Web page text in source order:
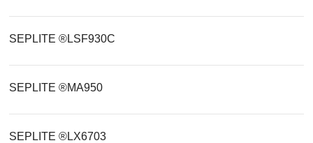
SEPLITE ®LSF930C
SEPLITE ®MA950
SEPLITE ®LX6703